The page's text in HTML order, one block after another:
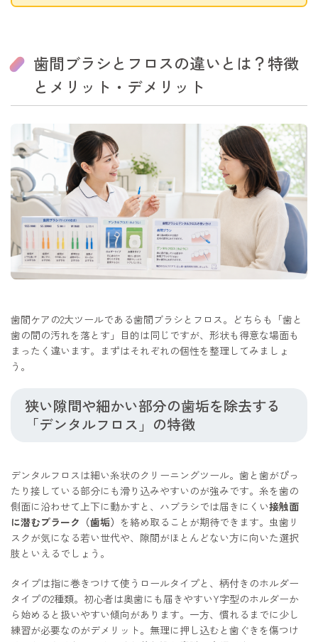
歯間ブラシとフロスの違いとは？特徴
とメリット・デメリット
歯間ケアの2大ツールである歯間ブラシとフロス。どちらも「歯と
歯の間の汚れを落とす」目的は同じですが、形状も得意な場面も
まったく違います。まずはそれぞれの個性を整理してみましょ
う。
狭い隙間や細かい部分の歯垢を除去する
「デンタルフロス」の特徴
デンタルフロスは細い糸状のクリーニングツール。歯と歯がぴっ
たり接している部分にも滑り込みやすいのが強みです。糸を歯の
側面に沿わせて上下に動かすと、ハブラシでは届きにくい接触面
に潜むプラーク（歯垢） を絡め取ることが期待できます。虫歯リ
スクが気になる若い世代や、隙間がほとんどない方に向いた選択
肢といえるでしょう。
タイプは指に巻きつけて使うロールタイプと、柄付きのホルダー
タイプの2種類。初心者は奥歯にも届きやすいY字型のホルダーか
ら始めると扱いやすい傾向があります。一方、慣れるまでに少し
練習が必要なのがデメリット。無理に押し込むと歯ぐきを傷つけ